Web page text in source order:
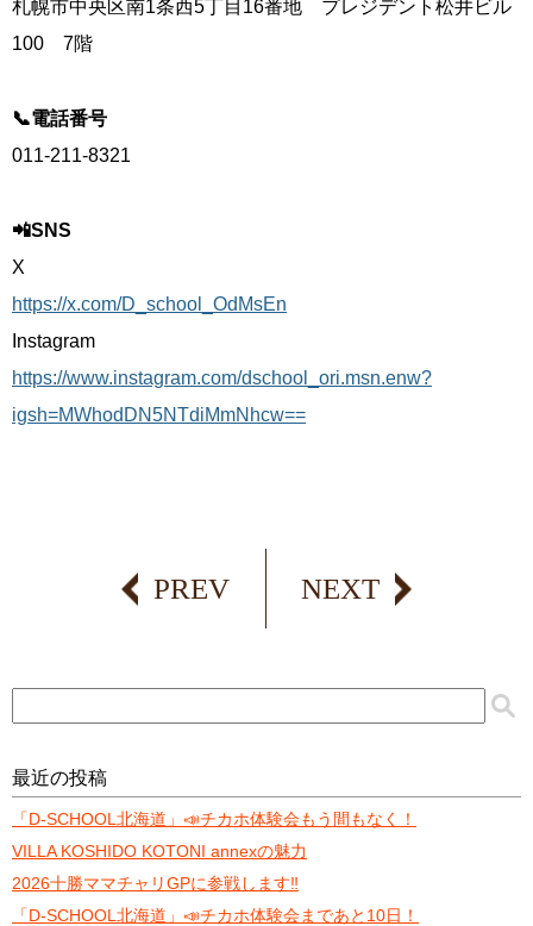
札幌市中央区南1条西5丁目16番地 プレジデント松井ビル
100 7階
📞電話番号
011-211-8321
📲SNS
X
https://x.com/D_school_OdMsEn
Instagram
https://www.instagram.com/dschool_ori.msn.enw?
igsh=MWhodDN5NTdiMmNhcw==
PREV NEXT
最近の投稿
「D-SCHOOL北海道」📣チカホ体験会もう間もなく！
VILLA KOSHIDO KOTONI annexの魅力
2026十勝ママチャリGPに参戦します‼️
「D-SCHOOL北海道」📣チカホ体験会まであと10日！